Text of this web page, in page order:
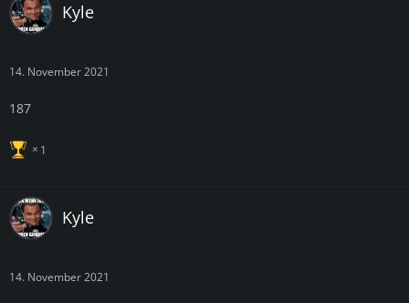
Kyle
14. November 2021
187
1
Kyle
14. November 2021